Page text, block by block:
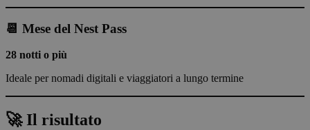
📆 Mese del Nest Pass
28 notti o più
Ideale per nomadi digitali e viaggiatori a lungo termine
🚀 Il risultato